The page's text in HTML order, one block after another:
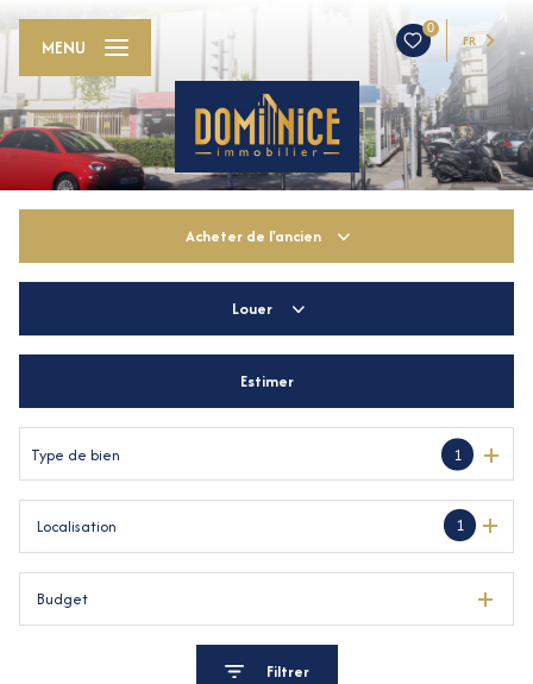
0
FR
MENU
Acheter de l'ancien
De l'immo pro
Louer
Estimer
Type de bien 1
1
Localisation
Budget
Filtrer